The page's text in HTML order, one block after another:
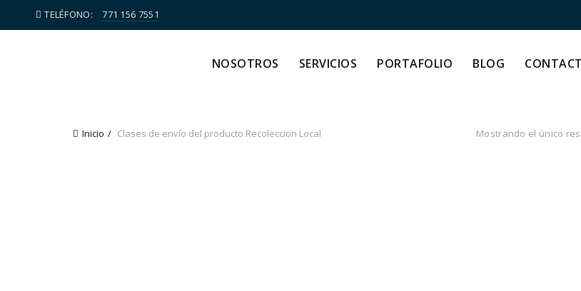
TELÉFONO: 771 156 7551
NOSOTROS SERVICIOS PORTAFOLIO BLOG
Inicio Clases de envío del producto Recoleccion Local Mostrando el único